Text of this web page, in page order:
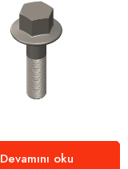
Devamını oku